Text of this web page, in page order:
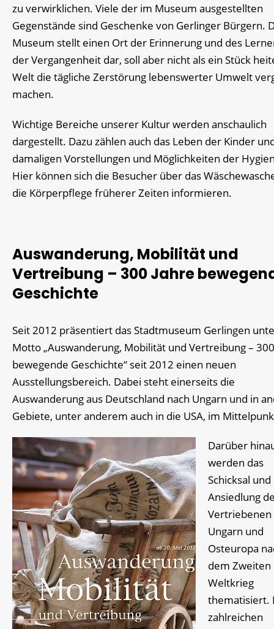
zu verwirklichen. Viele der im Museum ausgestellten
Gegenstände sind Geschenke von Gerlinger Bürgern.
Museum stellt einen Ort der Erinnerung und des
der Vergangenheit dar, soll aber nicht als ein Stück
Welt die tägliche Zerstörung lebenswerter Umwelt
machen.
Wichtige Bereiche unserer Kultur werden anschaulich
dargestellt. Dazu zählen auch das Leben der Kinder
damaligen Vorstellungen und Möglichkeiten der
Hier können sich die Besucher über das
die Körperpflege früherer Zeiten informieren.
Auswanderung, Mobilität und
Vertreibung – 300 Jahre
Geschichte
Seit 2012 präsentiert das Stadtmuseum Gerlingen
Motto „Auswanderung, Mobilität und Vertreibung –
bewegende Geschichte“ seit 2012 einen neuen
Ausstellungsbereich. Dabei steht einerseits die
Auswanderung aus Deutschland nach Ungarn und in
Gebiete, unter anderem auch in die USA, im
Darüber
werden das
Schicksal
Ansiedlung
Vertriebenen
Ungarn und
Osteuropa
dem Zweiten
Weltkrieg
thematisiert.
zahlreichen